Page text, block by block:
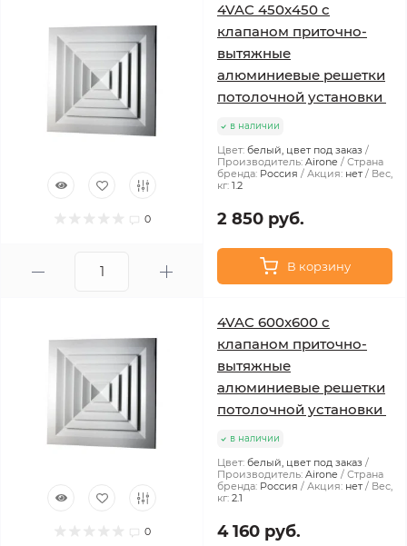
0
4VAC 450x450 с
клапаном приточно-
вытяжные
алюминиевые решетки
потолочной установки
в наличии
Цвет: белый, цвет под заказ
Производитель: Airone
Страна
бренда: Россия Акция: нет
Вес,
кг: 1.2
2 850 руб.
В корзину
0
4VAC 600x600 с
клапаном приточно-
вытяжные
алюминиевые решетки
потолочной установки
в наличии
Цвет: белый, цвет под заказ
Производитель: Airone
Страна
бренда: Россия Акция: нет
Вес,
кг: 2.1
4 160 руб.